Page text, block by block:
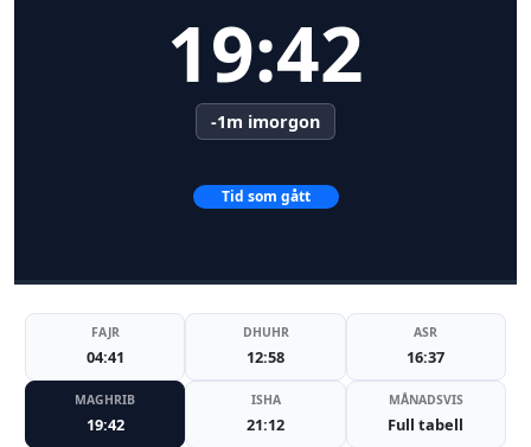
19:42
-1m imorgon
Tid som gått
FAJR
04:41
DHUHR
12:58
ASR
16:37
MAGHRIB
19:42
ISHA
21:12
MÅNADSVIS
Full tabell